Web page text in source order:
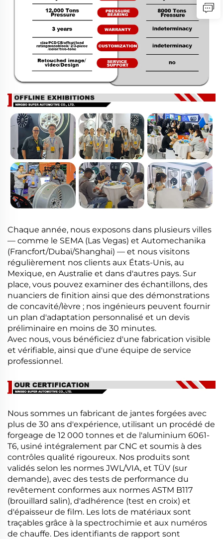
Chaque année, nous exposons dans plusieurs villes
— comme le SEMA (Las Vegas) et Automechanika
(Francfort/Dubaï/Shanghai) — et nous visitons
régulièrement nos clients aux États-Unis, au
Mexique, en Australie et dans d'autres pays. Sur
place, vous pouvez examiner des échantillons, des
nuanciers de finition ainsi que des démonstrations
de concavité/lèvre ; nos ingénieurs peuvent fournir
un plan d'adaptation personnalisé et un devis
préliminaire en moins de 30 minutes.
Avec nous, vous bénéficiez d'une fabrication visible
et vérifiable, ainsi que d'une équipe de service
professionnel.
Nous sommes un fabricant de jantes forgées avec
plus de 30 ans d'expérience, utilisant un procédé de
forgeage de 12 000 tonnes et de l'aluminium 6061-
T6, usiné intégralement par CNC et soumis à des
contrôles qualité rigoureux. Nos produits sont
validés selon les normes JWL/VIA, et TÜV (sur
demande), avec des tests de performance du
revêtement conformes aux normes ASTM B117
(brouillard salin), d'adhérence (test en croix) et
d'épaisseur de film. Les lots de matériaux sont
traçables grâce à la spectrochimie et aux numéros
de chauffe. Des identifiants de rapport sont